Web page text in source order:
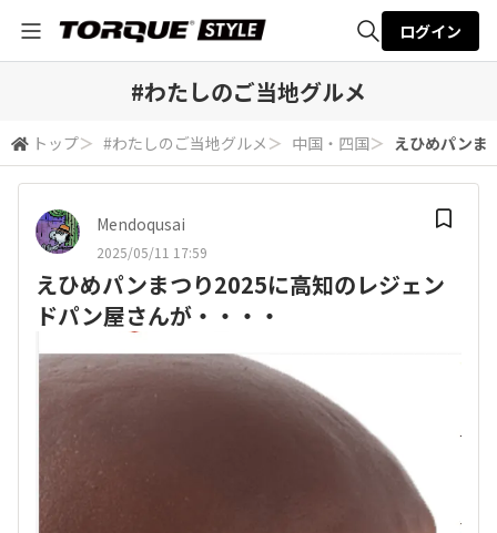
検索
ログイン
#わたしのご当地グルメ
トップ＞ #わたしのご当地グルメ ＞ 中国・四国＞ えひめパンま
Mendoqusai
2025/05/11 17:59
えひめパンまつり2025に高知のレジェン
ドパン屋さんが・・・・